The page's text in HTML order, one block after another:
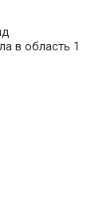
в область 1